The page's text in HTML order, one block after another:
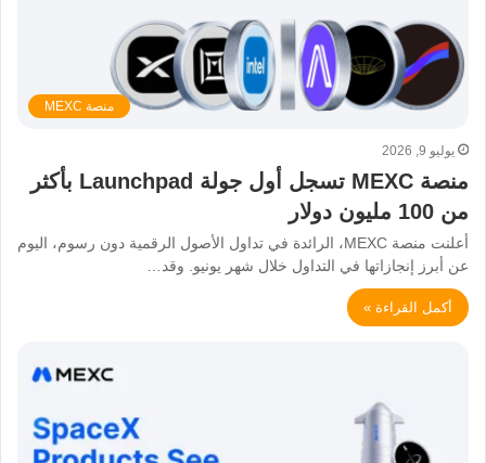
منصة MEXC
يوليو 9, 2026
منصة MEXC تسجل أول جولة Launchpad بأكثر
من 100 مليون دولار
أعلنت منصة MEXC، الرائدة في تداول الأصول الرقمية دون رسوم، اليوم
عن أبرز إنجازاتها في التداول خلال شهر يونيو. وقد…
أكمل القراءة »